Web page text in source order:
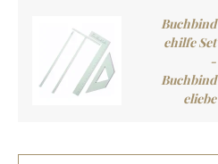
Buchbind
ehilfe Set
-
Buchbind
eliebe